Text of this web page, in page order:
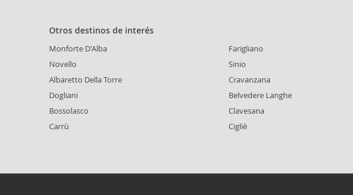
Otros destinos de interés
Monforte D'Alba
Novello
Albaretto Della Torre
Dogliani
Bossolasco
Carrù
Farigliano
Sinio
Cravanzana
Belvedere Langhe
Clavesana
Cigliè